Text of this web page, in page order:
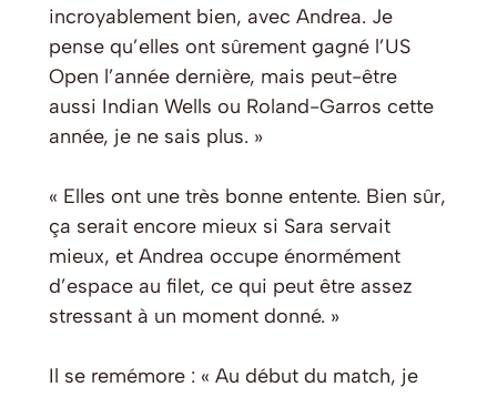
incroyablement bien, avec Andrea. Je
pense qu’elles ont sûrement gagné l’US
Open l’année dernière, mais peut-être
aussi Indian Wells ou Roland-Garros cette
année, je ne sais plus. »
« Elles ont une très bonne entente. Bien sûr,
ça serait encore mieux si Sara servait
mieux, et Andrea occupe énormément
d’espace au filet, ce qui peut être assez
stressant à un moment donné. »
Il se remémore : « Au début du match, je